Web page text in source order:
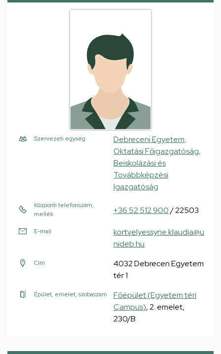
Szervezeti egység
Debreceni Egyetem,
Oktatási Főigazgatóság,
Beiskolázási és
Továbbképzési
Igazgatóság
Központi telefonszám,
mellék
+36 52 512 900/ 22503
E-mail
kortvelyessyne.klaudia@u
nideb.hu
Cím
4032 Debrecen Egyetem
tér 1
Épület, emelet, szobaszám
Főépület (Egyetem téri
Campus), 2. emelet,
230/B